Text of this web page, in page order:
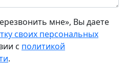
мне», Вы даете
своих персональных
с политикой
.